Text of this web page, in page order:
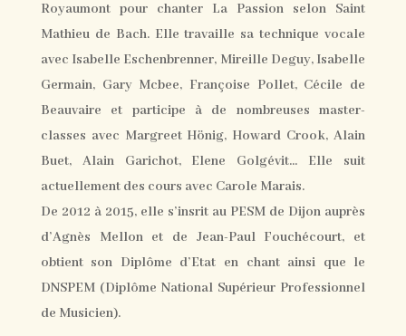
Royaumont pour chanter La Passion selon Saint
Mathieu de Bach. Elle travaille sa technique vocale
avec Isabelle Eschenbrenner, Mireille Deguy, Isabelle
Germain, Gary Mcbee, Françoise Pollet, Cécile de
Beauvaire et participe à de nombreuses master-
classes avec Margreet Hönig, Howard Crook, Alain
Buet, Alain Garichot, Elene Golgévit… Elle suit
actuellement des cours avec Carole Marais.
De 2012 à 2015, elle s’insrit au PESM de Dijon auprès
d’Agnès Mellon et de Jean-Paul Fouchécourt, et
obtient son Diplôme d’Etat en chant ainsi que le
DNSPEM (Diplôme National Supérieur Professionnel
de Musicien).